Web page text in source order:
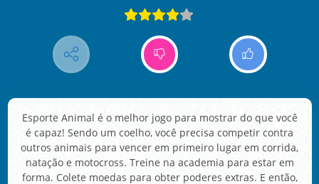
Esporte Animal é o melhor jogo para mostrar do que você
é capaz! Sendo um coelho, você precisa competir contra
outros animais para vencer em primeiro lugar em corrida,
natação e motocross. Treine na academia para estar em
forma. Colete moedas para obter poderes extras. E então,